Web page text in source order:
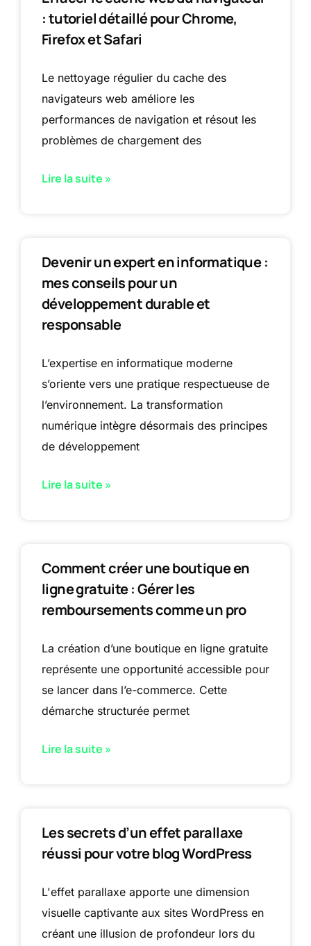
: tutoriel détaillé pour Chrome,
Firefox et Safari
Le nettoyage régulier du cache des
navigateurs web améliore les
performances de navigation et résout les
problèmes de chargement des
Lire la suite »
Devenir un expert en informatique :
mes conseils pour un
développement durable et
responsable
L’expertise en informatique moderne
s’oriente vers une pratique respectueuse de
l’environnement. La transformation
numérique intègre désormais des principes
de développement
Lire la suite »
Comment créer une boutique en
ligne gratuite : Gérer les
remboursements comme un pro
La création d’une boutique en ligne gratuite
représente une opportunité accessible pour
se lancer dans l’e-commerce. Cette
démarche structurée permet
Lire la suite »
Les secrets d’un effet parallaxe
réussi pour votre blog WordPress
L'effet parallaxe apporte une dimension
visuelle captivante aux sites WordPress en
créant une illusion de profondeur lors du